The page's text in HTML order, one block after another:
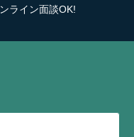
ライン面談OK!